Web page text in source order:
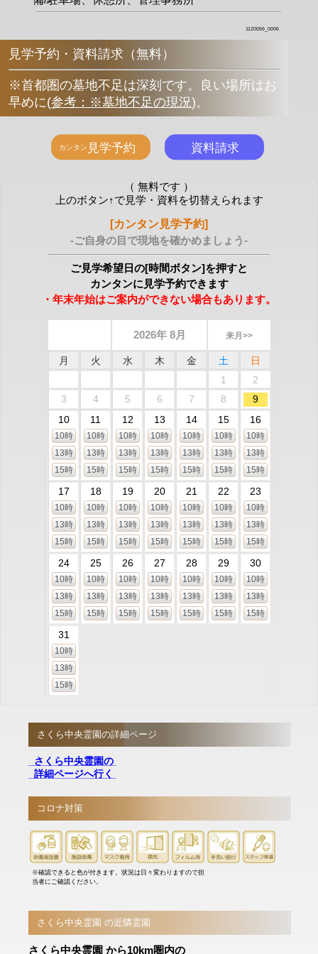
1120056_0006
見学予約・資料請求（無料）
※首都圏の墓地不足は深刻です。良い場所はお
早めに(参考：※墓地不足の現況)。
（ 無料です ）
上のボタン↑で見学・資料を切替えられます
[カンタン見学予約]
-ご自身の目で現地を確かめましょう-
ご見学希望日の[時間ボタン]を押すと
カンタンに見学予約できます
・年末年始はご案内ができない場合もあります。
2026年 8月 来月>>
月 火 水 木 金 土
日
1
2
3
4 5 6 7 8
9
10
10時
13時
15時
11
10時
13時
15時
12
10時
13時
15時
13
10時
13時
15時
14
10時
13時
15時
15
10時
13時
15時
16
10時
13時
15時
17
10時
13時
15時
18
10時
13時
15時
19
10時
13時
15時
20
10時
13時
15時
21
10時
13時
15時
22
10時
13時
15時
23
10時
13時
15時
24
10時
13時
15時
25
10時
13時
15時
26
10時
13時
15時
27
10時
13時
15時
28
10時
13時
15時
29
10時
13時
15時
30
10時
13時
15時
31
10時
13時
15時
さくら中央霊園の詳細ページ
さくら中央霊園の
詳細ページへ行く
コロナ対策
※確認できると色が付きます。状況は日々変わりますので担
当者にご確認ください。
さくら中央霊園 の近隣霊園
さくら中央霊園 から10km圏内の